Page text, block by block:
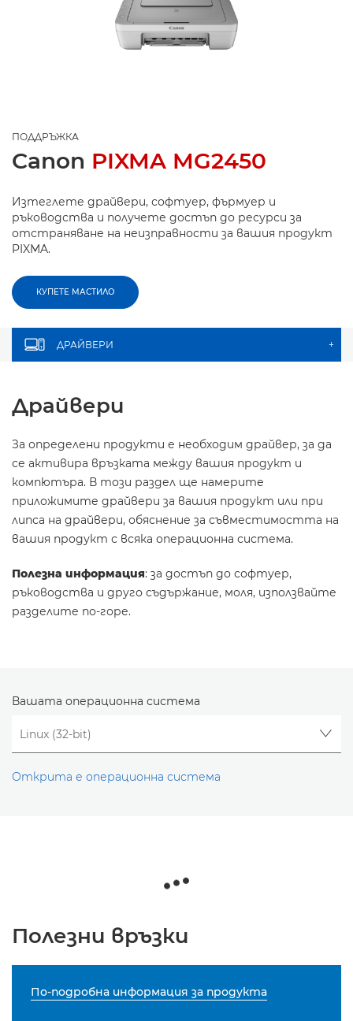
ПОДДРЪЖКА
Canon PIXMA MG2450
Изтеглете драйвери, софтуер, фърмуер и
ръководства и получете достъп до ресурси за
отстраняване на неизправности за вашия продукт
PIXMA.
КУПЕТЕ МАСТИЛО
ДРАЙВЕРИ +
Драйвери
За определени продукти е необходим драйвер, за да
се активира връзката между вашия продукт и
компютъра. В този раздел ще намерите
приложимите драйвери за вашия продукт или при
липса на драйвери, обяснение за съвместимостта на
вашия продукт с всяка операционна система.
Полезна информация: за достъп до софтуер,
ръководства и друго съдържание, моля, използвайте
разделите по-горе.
Вашата операционна система
Открита е операционна система
Полезни връзки
По-подробна информация за продукта